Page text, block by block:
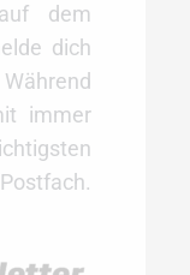
dem
dich
immer